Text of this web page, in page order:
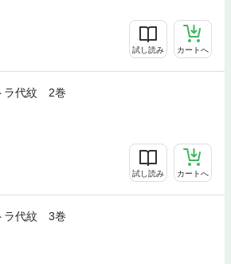
試し読み カートへ
ラ代紋 2巻
試し読み カートへ
ラ代紋 3巻